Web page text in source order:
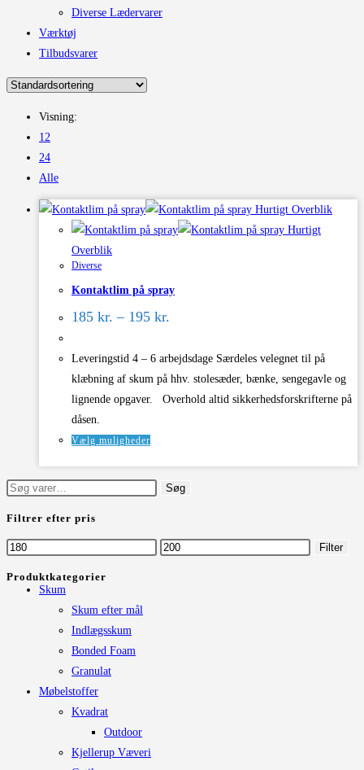
Diverse Lædervarer
Værktøj
Tilbudsvarer
Visning:
12
24
Alle
Hurtigt Overblik
Hurtigt
Overblik
Diverse
Kontaktlim på spray
185 kr. – 195 kr.
195 kr.
Leveringstid 4 – 6 arbejdsdage Særdeles velegnet til på
klæbning af skum på hhv. stolesæder, bænke, sengegavle og
lignende opgaver. Overhold altid sikkerhedsforskrifterne på
dåsen.
Vælg muligheder
har
flere
Mulighederne
Søg
Søg
Filtrer efter pris
Mindste
Højeste
Filter
Produktkategorier
Skum
Skum efter mål
Indlægsskum
Bonded Foam
Granulat
Møbelstoffer
Kvadrat
Outdoor
Kjellerup Væveri